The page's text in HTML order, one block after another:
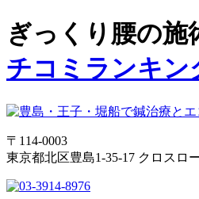
ぎっくり腰の
チコミランキン
〒114-0003
東京都北区豊島1-35-17 クロスロ